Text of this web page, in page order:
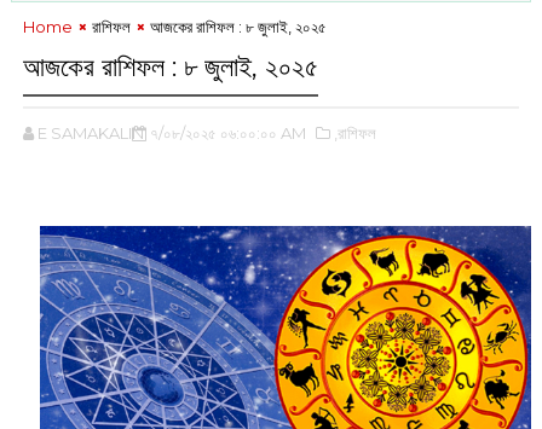
Home রাশিফল আজকের রাশিফল :‌ ৮ জুলাই, ২০২৫
আজকের রাশিফল :‌ ৮ জুলাই, ২০২৫
E SAMAKALIN ৭/০৮/২০২৫ ০৬:০০:০০ AM ,রাশিফল